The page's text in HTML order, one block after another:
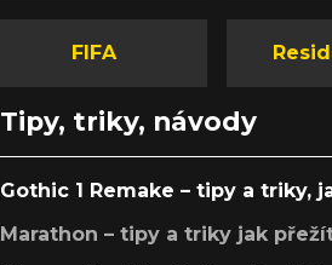
FIFA
Tipy, triky, návody
Gothic 1 Remake – tipy a triky,
Marathon – tipy a triky jak